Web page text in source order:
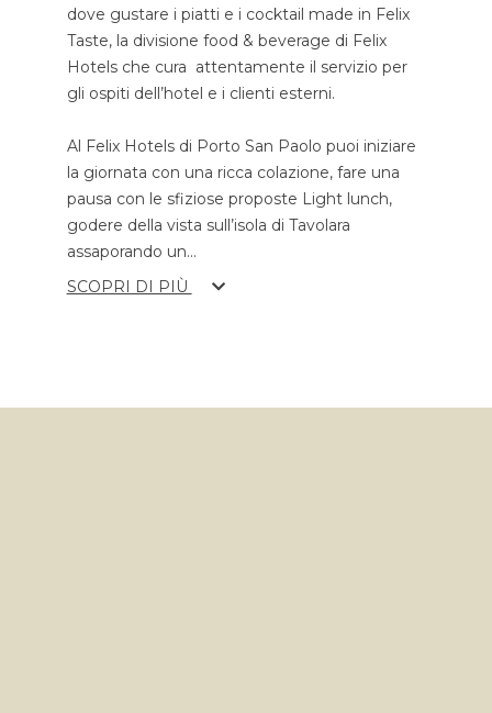
dove gustare i piatti e i cocktail made in Felix
Taste, la divisione food & beverage di Felix
Hotels che cura attentamente il servizio per
gli ospiti dell’hotel e i clienti esterni.
Al Felix Hotels di Porto San Paolo puoi iniziare
la giornata con una ricca colazione, fare una
pausa con le sfiziose proposte Light lunch,
godere della vista sull’isola di Tavolara
assaporando un...
SCOPRI DI PIÙ